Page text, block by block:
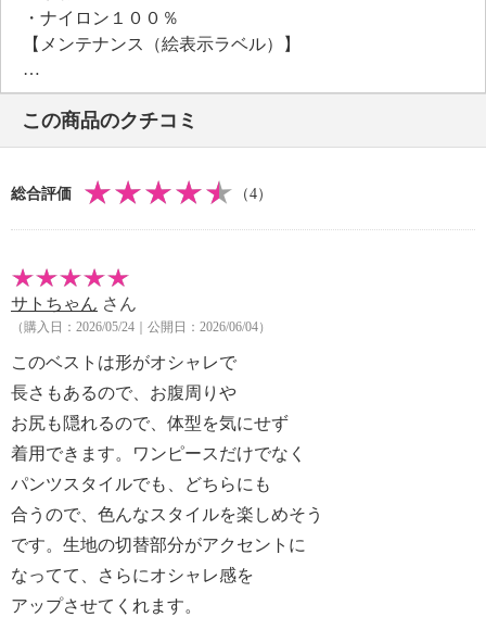
・ナイロン１００％
【メンテナンス（絵表示ラベル）】
・手洗い：可
・漂白処理：塩素系・酸素系漂白不可
・タンブル乾燥：不可
・自然乾燥：日陰の吊り干し
・ドライクリーニング：石油系ドライクリーニング可
・ウエットクリーニング：可
・長時間照射による変退色注意
・洗濯の繰り返しによる変退色注意
・クリーニングの繰り返しによる変退色注意
・単品洗い
・水や汗などによる色落ち、色移り注意
・ネット使用
【原産国（地）】
・中国製
この商品のクチコミ
総合評価 （4）
サトちゃん さん
（購入日：2026/05/24｜公開日：2026/06/04）
このベストは形がオシャレで
長さもあるので、お腹周りや
お尻も隠れるので、体型を気にせず
着用できます。ワンピースだけでなく
パンツスタイルでも、どちらにも
合うので、色んなスタイルを楽しめそう
です。生地の切替部分がアクセントに
なってて、さらにオシャレ感を
アップさせてくれます。